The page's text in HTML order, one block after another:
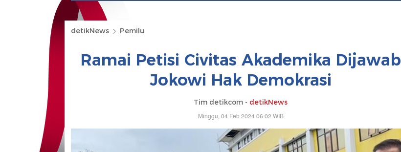
detikNews Pemilu
Ramai Petisi Civitas Akademika Dijawab
Jokowi Hak Demokrasi
Tim detikcom - detikNews
Minggu, 04 Feb 2024 06:02 WIB